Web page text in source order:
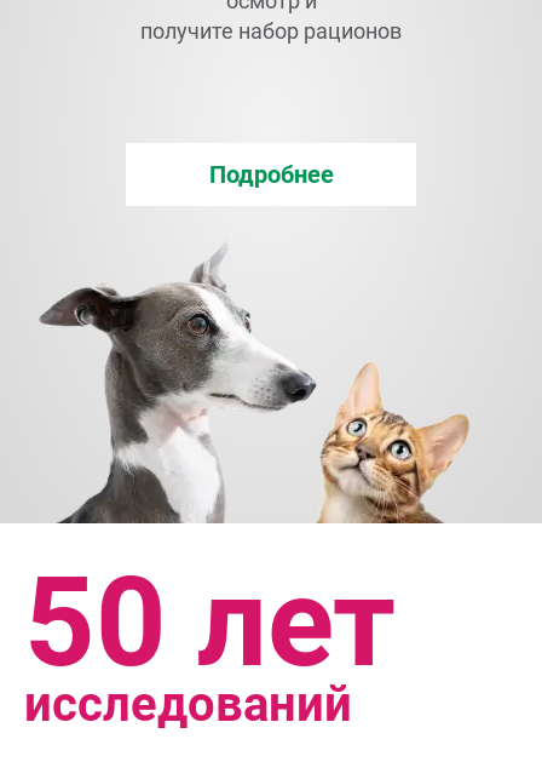
получите набор рационов
Подробнее
50 лет
исследований